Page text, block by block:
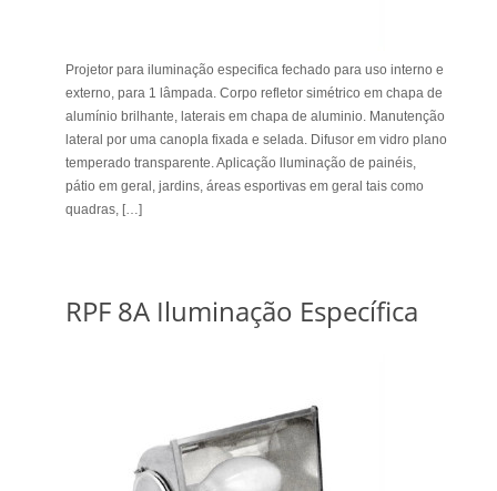
Projetor para iluminação especifica fechado para uso interno e
externo, para 1 lâmpada. Corpo refletor simétrico em chapa de
alumínio brilhante, laterais em chapa de aluminio. Manutenção
lateral por uma canopla fixada e selada. Difusor em vidro plano
temperado transparente. Aplicação lluminação de painéis,
pátio em geral, jardins, áreas esportivas em geral tais como
quadras, […]
RPF 8A Iluminação Específica